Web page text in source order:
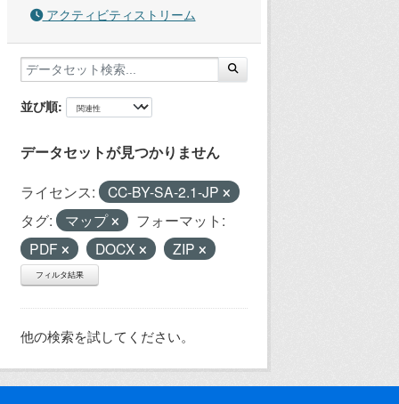
アクティビティストリーム
並び順
データセットが見つかりません
ライセンス:
CC-BY-SA-2.1-JP
タグ:
マップ
フォーマット:
PDF
DOCX ZIP
フィルタ結果
他の検索を試してください。